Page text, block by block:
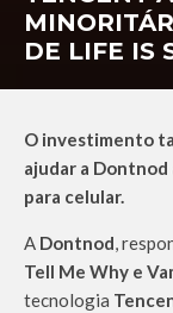
DE LIFE IS
O investimento
ajudar a
para celular.
A Dontnod,
Tell Me Why e
tecnologia